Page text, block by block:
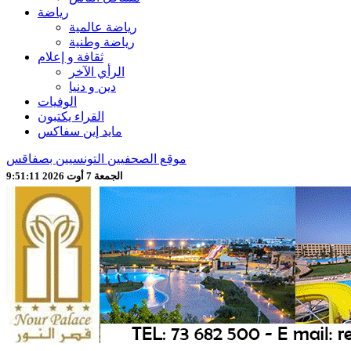
رياضة
رياضة عالمية
رياضة وطنية
ثقافة و إعلام
الرأي الآخر
دين و دنيا
الوفيات
القراء يكتبون
مايد إين سفاكس
موقع الصحفيين التونسيين بصفاقس
الجمعة 7 أوت 2026 9:51:14